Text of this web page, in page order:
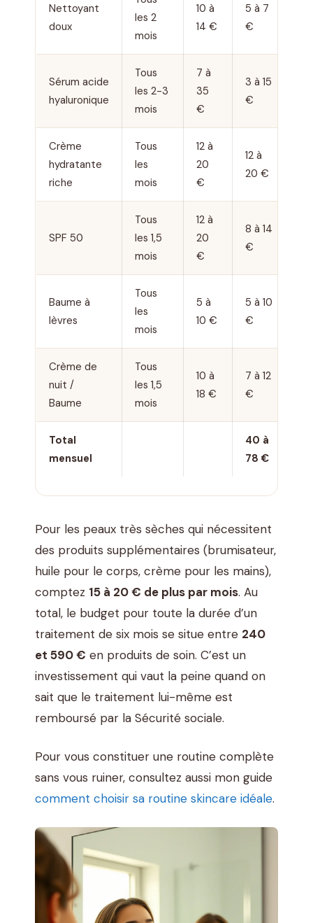
Nettoyant
doux
les 2
mois
10 à
14 €
5 à 7
€
Sérum acide
hyaluronique
Tous
les 2-3
mois
7 à
35
€
3 à 15
€
Crème
hydratante
riche
Tous
les
mois
12 à
20
€
12 à
20 €
SPF 50
Tous
les 1,5
mois
12 à
20
€
8 à 14
€
Baume à
lèvres
Tous
les
mois
5 à
10 €
5 à 10
€
Crème de
nuit /
Baume
Tous
les 1,5
mois
10 à
18 €
7 à 12
€
Total
mensuel
40 à
78 €
Pour les peaux très sèches qui nécessitent
des produits supplémentaires (brumisateur,
huile pour le corps, crème pour les mains),
comptez 15 à 20 € de plus par mois. Au
total, le budget pour toute la durée d’un
traitement de six mois se situe entre 240
et 590 € en produits de soin. C’est un
investissement qui vaut la peine quand on
sait que le traitement lui-même est
remboursé par la Sécurité sociale.
Pour vous constituer une routine complète
sans vous ruiner, consultez aussi mon guide
comment choisir sa routine skincare idéale.